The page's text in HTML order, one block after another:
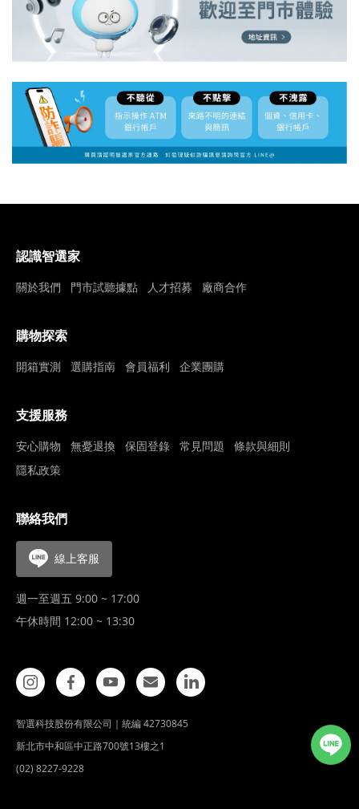
認識智選家
關於我們 門市試聽據點 人才招募 廠商合作
購物探索
開箱實測 選購指南 會員福利 企業團購
支援服務
安心購物 無憂退換 保固登錄 常見問題
條款與細則
隱私政策
聯絡我們
線上客服
週一至週五 9:00 ~ 17:00
午休時間 12:00 ~ 13:30
智選科技股份有限公司｜統編 42730845
新北市中和區中正路700號13樓之1
(02) 8227-9228